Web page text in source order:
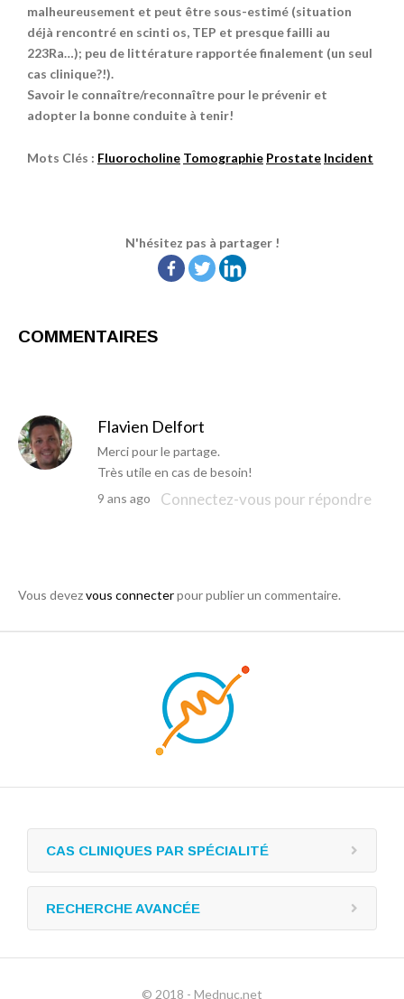
malheureusement et peut être sous-estimé (situation
déjà rencontré en scinti os, TEP et presque failli au
223Ra…); peu de littérature rapportée finalement (un seul
cas clinique?!).
Savoir le connaître/reconnaître pour le prévenir et
adopter la bonne conduite à tenir!
Mots Clés : Fluorocholine Tomographie Prostate Incident
N'hésitez pas à partager !
COMMENTAIRES
Flavien Delfort
Merci pour le partage.
Très utile en cas de besoin!
9 ans ago
Connectez-vous pour répondre
Vous devezvous connecterpour publier un commentaire.
CAS CLINIQUES PAR SPÉCIALITÉ
RECHERCHE AVANCÉE
© 2018 - Mednuc.net